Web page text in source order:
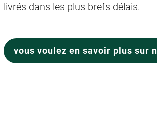
livrés dans les plus brefs délais.
vous voulez en savoir plus sur